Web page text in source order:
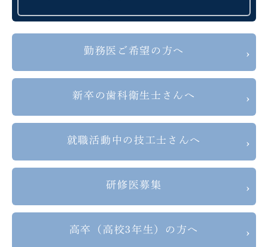
勤務医ご希望の方へ
新卒の歯科衛生士さんへ
就職活動中の技工士さんへ
研修医募集
高卒（高校3年生）の方へ